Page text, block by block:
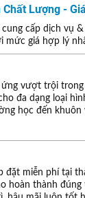
Chất Lượng -
cấp dịch vụ
mức giá hợp lý
ứng vượt trội
đa dạng loại
học đến khuôn
đặt miễn phí tại
hoàn thành